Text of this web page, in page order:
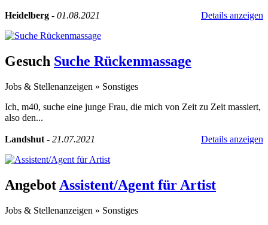
Heidelberg - 01.08.2021 Details anzeigen
Gesuch Suche Rückenmassage
Jobs & Stellenanzeigen » Sonstiges
Ich, m40, suche eine junge Frau, die mich von Zeit zu Zeit massiert,
also den...
Landshut - 21.07.2021 Details anzeigen
Angebot Assistent/Agent für Artist
Jobs & Stellenanzeigen » Sonstiges